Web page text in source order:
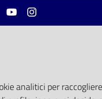
FacebookYoutube
analitici per raccogliere